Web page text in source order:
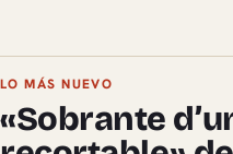
Pieces de
LO MÁS NUEVO
«Sobrante